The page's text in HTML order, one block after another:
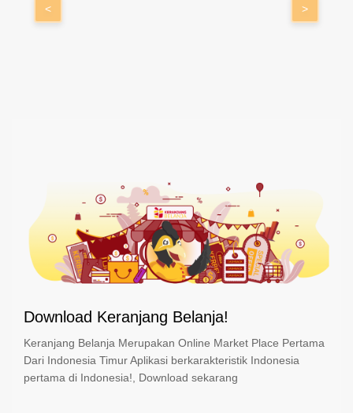
< >
Download Keranjang Belanja!
Keranjang Belanja Merupakan Online Market Place Pertama
Dari Indonesia Timur Aplikasi berkarakteristik Indonesia
pertama di Indonesia!, Download sekarang